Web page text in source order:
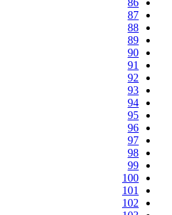
86
87
88
89
90
91
92
93
94
95
96
97
98
99
100
101
102